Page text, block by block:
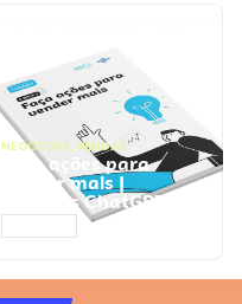
NEGÓCIOS, VENDAS
Faça ações para
vender mais |
Prompts ChatGPT